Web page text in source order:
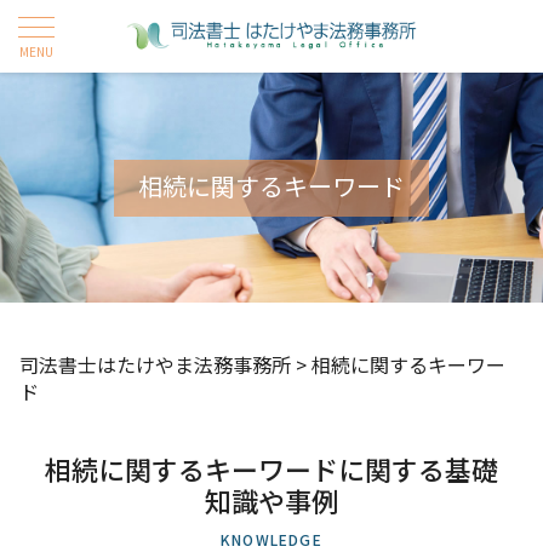
相続に関するキーワード
司法書士はたけやま法務事務所 >相続に関するキーワー
ド
相続に関するキーワードに関する基礎
知識や事例
KNOWLEDGE